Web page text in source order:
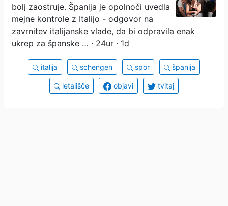
bolj zaostruje. Španija je opolnoči uvedla
mejne kontrole z Italijo - odgovor na
zavrnitev italijanske vlade, da bi odpravila enak
ukrep za španske … · 24ur · 1d
italija schengen spor španija
letališče objavi tvitaj